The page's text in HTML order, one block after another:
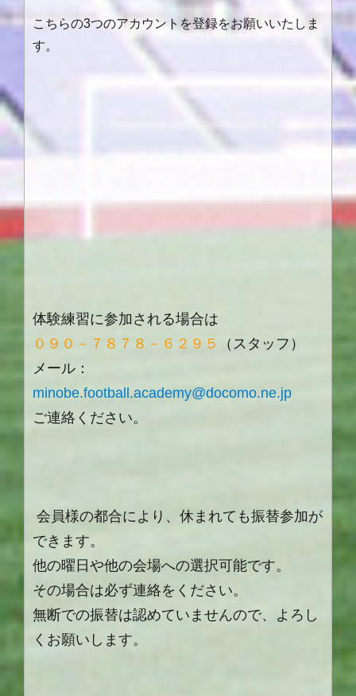
こちらの3つのアカウントを登録をお願いいたしま
す。
体験練習に参加される場合は
０９０－７８７８－６２９５
（スタッフ）
メール：
minobe.football.academy@docomo.ne.jp
ご連絡ください。
会員様の都合により、休まれても振替参加が
できます。
他の曜日や他の会場への選択可能です。
その場合は必ず連絡をください。
無断での振替は認めていませんので、よろし
くお願いします。